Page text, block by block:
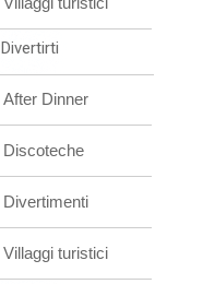
Divertirti
After Dinner
Discoteche
Divertimenti
Villaggi turistici